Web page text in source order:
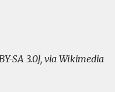
SA 3.0], via Wikimedia